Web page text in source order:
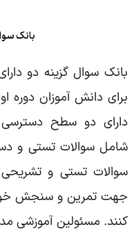
بانک
بانک سوال گزینه دو
برای دانش آموزان
دارای دو سطح
شامل سوالات تستی و
سوالات تستی و
جهت تمرین و سنجش
کنند. مسئولین آموزشی